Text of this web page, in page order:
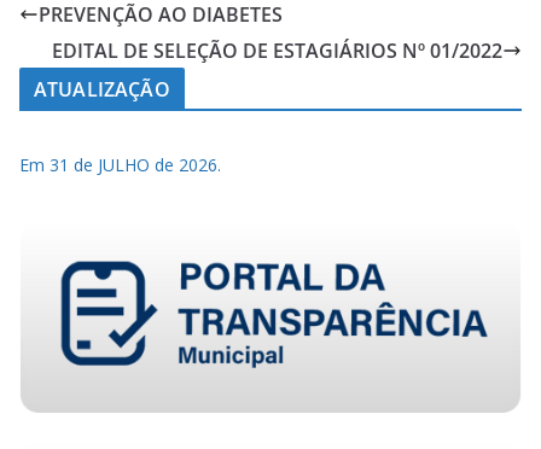
PREVENÇÃO AO DIABETES
EDITAL DE SELEÇÃO DE ESTAGIÁRIOS Nº 01/2022
ATUALIZAÇÃO
Em 31 de JULHO de 2026.